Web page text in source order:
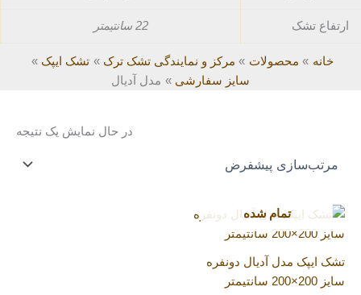
ارتفاع تشک 22 سانتیمتر
خانه محصولات مرکز و نمایندگی تشک ترک
تشک ایپک
سایز سفارشی
مدل آدیال
در حال نمایش یک نتیجه
تمام شده
تشک ایپک مدل آدیال دونفره
سایز 200×200 سانتیمتر